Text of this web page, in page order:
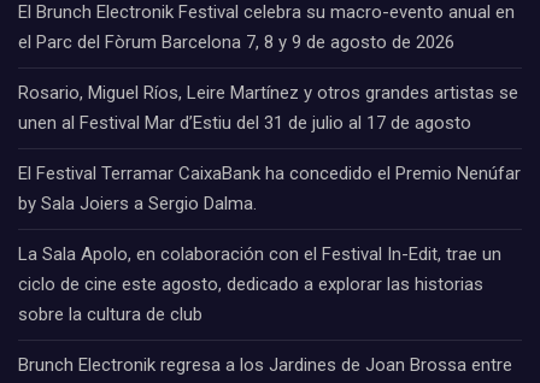
El Brunch Electronik Festival celebra su macro-evento anual en
el Parc del Fòrum Barcelona 7, 8 y 9 de agosto de 2026
Rosario, Miguel Ríos, Leire Martínez y otros grandes artistas se
unen al Festival Mar d’Estiu del 31 de julio al 17 de agosto
El Festival Terramar CaixaBank ha concedido el Premio Nenúfar
by Sala Joiers a Sergio Dalma.
La Sala Apolo, en colaboración con el Festival In-Edit, trae un
ciclo de cine este agosto, dedicado a explorar las historias
sobre la cultura de club
Brunch Electronik regresa a los Jardines de Joan Brossa entre